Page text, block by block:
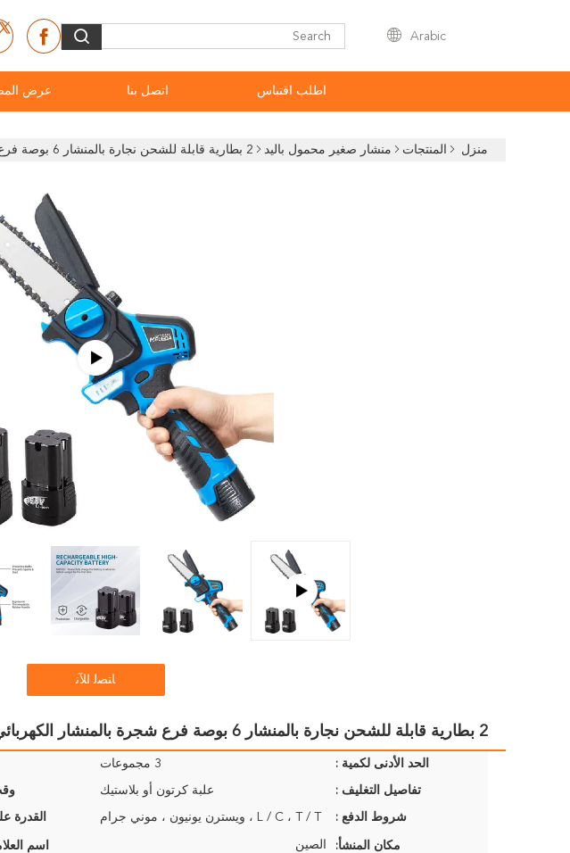
Arabic
عرض اتصل بنا اطلب اقتباس
منزل المنتجات منشار صغير محمول باليد 2 بطارية قابلة للشحن نجارة بالمنشار 6 بوصة فرع شجرة بالمنشار الكهربائي
ﺎﺘﺼﻟ ﺍﻶﻧ
2 بطارية قابلة للشحن نجارة بالمنشار 6 بوصة فرع شجرة بالمنشار الكهربائي
الحد الأدنى لكمية : 3 مجموعات
تفاصيل التغليف : علبة كرتون أو بلاستيك
شروط الدفع : L / C ، T / T ، ويسترن يونيون ، موني جرام القدرة
مكان المنشأ: الصين اسم